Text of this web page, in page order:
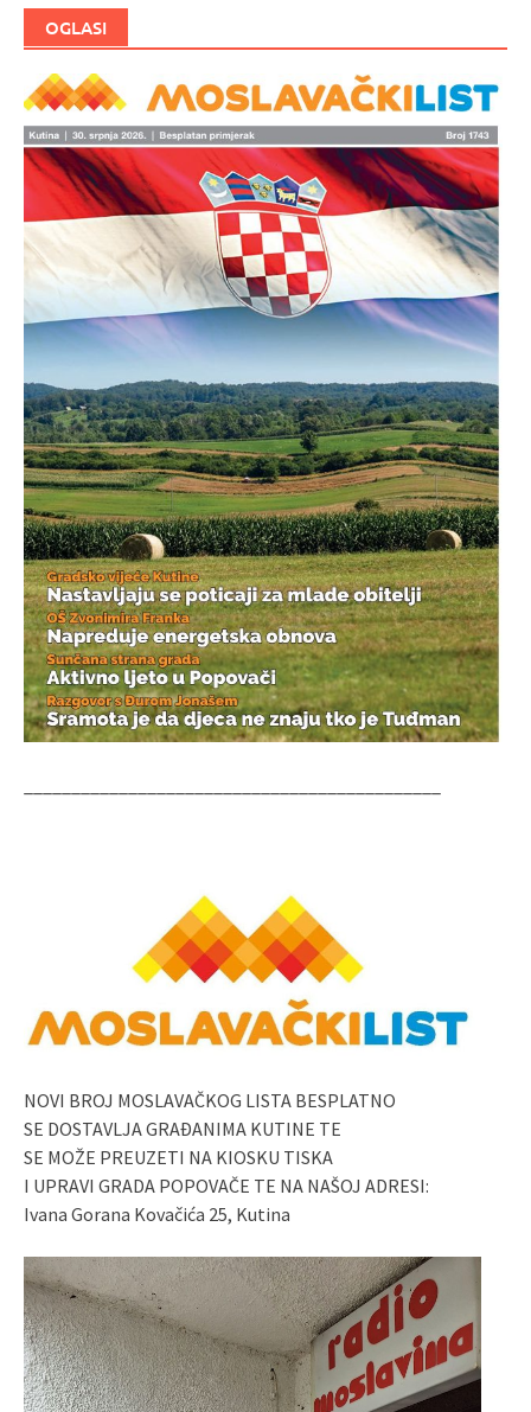
OGLASI
NOVI BROJ MOSLAVAČKOG LISTA BESPLATNO
SE DOSTAVLJA GRAĐANIMA KUTINE TE
SE MOŽE PREUZETI NA KIOSKU TISKA
I UPRAVI GRADA POPOVAČE TE NA NAŠOJ ADRESI:
Ivana Gorana Kovačića 25, Kutina